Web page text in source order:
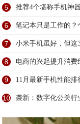
5 推荐4个堪称手机神
6 笔记本只是工作的？
7 小米手机虽好，但这
8 电商的兴起提升消
9 11月最新手机性能
10 袭新：数字化公关行